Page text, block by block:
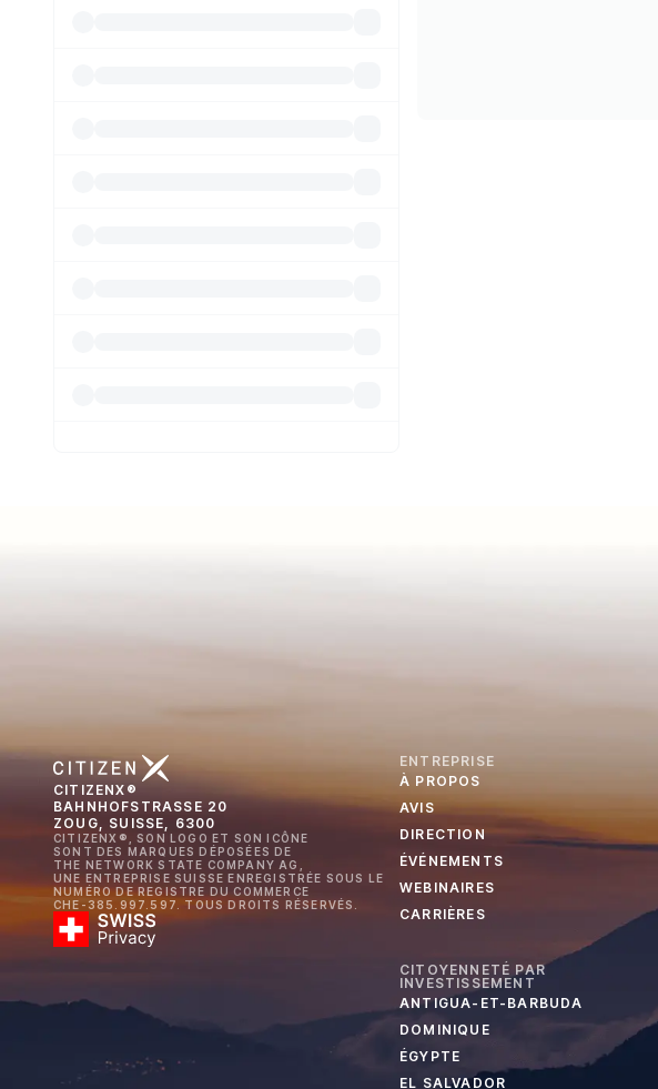
CITIZENX®
BAHNHOFSTRASSE 20
ZOUG, SUISSE, 6300
CITIZENX®, SON LOGO ET SON ICÔNE
SONT DES MARQUES DÉPOSÉES DE
THE NETWORK STATE COMPANY AG,
UNE ENTREPRISE SUISSE ENREGISTRÉE SOUS LE
NUMÉRO DE REGISTRE DU COMMERCE
CHE-385.997.597. TOUS DROITS RÉSERVÉS.
ENTREPRISE
À PROPOS
AVIS
DIRECTION
ÉVÉNEMENTS
WEBINAIRES
CARRIÈRES
CITOYENNETÉ PAR
INVESTISSEMENT
ANTIGUA-ET-BARBUDA
DOMINIQUE
ÉGYPTE
EL SALVADOR